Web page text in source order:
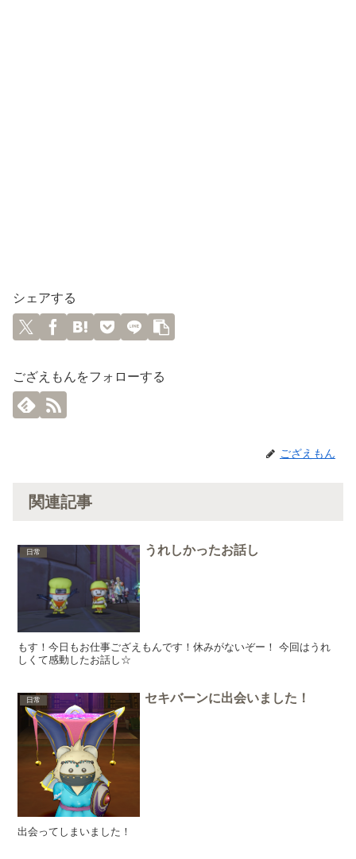
シェアする
ござえもんをフォローする
ござえもん
関連記事
日常 うれしかったお話し
もす！今日もお仕事ござえもんです！休みがないぞー！ 今回はうれ
しくて感動したお話し☆
日常 セキバーンに出会いました！
出会ってしまいました！